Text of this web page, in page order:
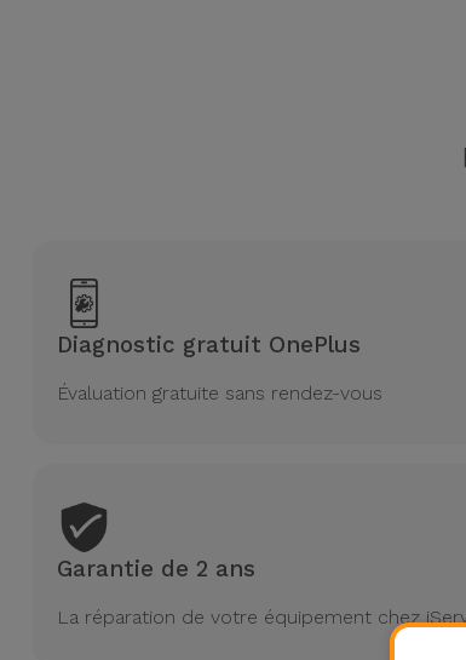
Accessoires
iPad et
Voir
tout
Diagnostic gratuit OnePlus
Évaluation gratuite sans rendez-vous
Garantie de 2 ans
La réparation de votre équipement chez